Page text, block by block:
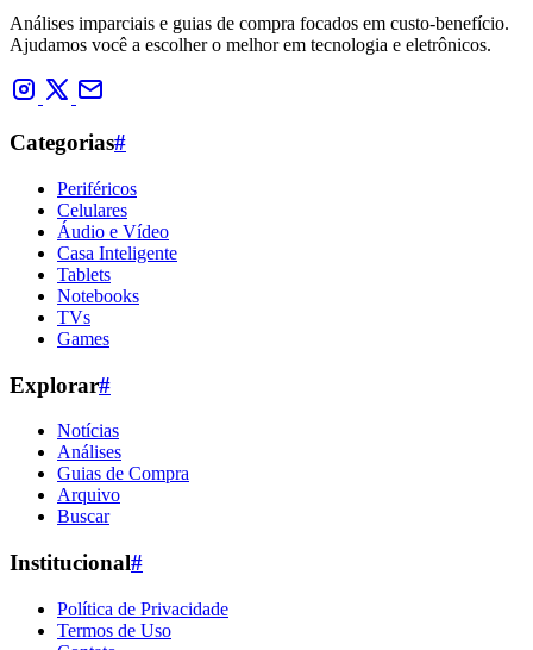
Análises imparciais e guias de compra focados em custo-benefício.
Ajudamos você a escolher o melhor em tecnologia e eletrônicos.
Categorias#
Periféricos
Celulares
Áudio e Vídeo
Casa Inteligente
Tablets
Notebooks
TVs
Games
Explorar#
Notícias
Análises
Guias de Compra
Arquivo
Buscar
Institucional#
Política de Privacidade
Termos de Uso